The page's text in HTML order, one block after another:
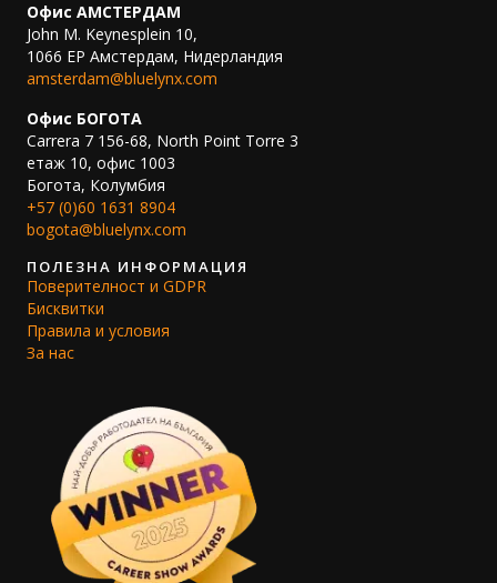
Офис АМСТЕРДАМ
John M. Keynesplein 10,
1066 EP Амстердам, Нидерландия
amsterdam@bluelynx.com
Офис БОГОТА
Carrera 7 156-68, North Point Torre 3
етаж 10, офис 1003
Богота, Колумбия
+57 (0)60 1631 8904
bogota@bluelynx.com
ПОЛЕЗНА ИНФОРМАЦИЯ
Поверителност и GDPR
Бисквитки
Правила и условия
За нас